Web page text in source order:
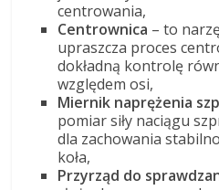
centrowania,
Centrownica – to
upraszcza proces
dokładną kontrolę
względem osi,
Miernik naprężenia
pomiar siły naciągu
dla zachowania
koła,
Przyrząd do